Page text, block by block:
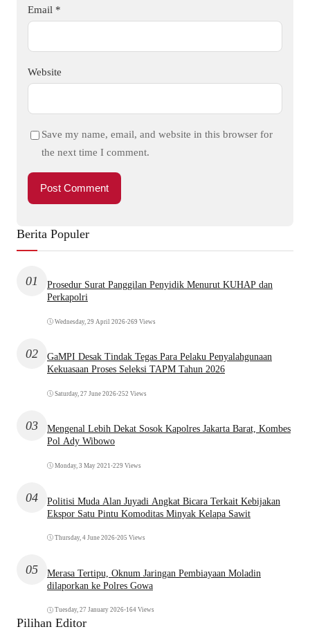
Email *
Website
Save my name, email, and website in this browser for
the next time I comment.
Berita Populer
01
Prosedur Surat Panggilan Penyidik Menurut KUHAP dan
Perkapolri
Wednesday, 29 April 2026•269 Views
02
GaMPI Desak Tindak Tegas Para Pelaku Penyalahgunaan
Kekuasaan Proses Seleksi TAPM Tahun 2026
Saturday, 27 June 2026•252 Views
03
Mengenal Lebih Dekat Sosok Kapolres Jakarta Barat, Kombes
Pol Ady Wibowo
Monday, 3 May 2021 •229 Views
04
Politisi Muda Alan Juyadi Angkat Bicara Terkait Kebijakan
Ekspor Satu Pintu Komoditas Minyak Kelapa Sawit
Thursday, 4 June 2026•205 Views
05
Merasa Tertipu, Oknum Jaringan Pembiayaan Moladin
dilaporkan ke Polres Gowa
Tuesday, 27 January 2026•164 Views
Pilihan Editor